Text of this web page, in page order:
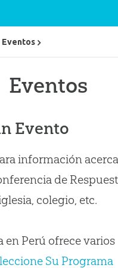
Eventos
Evento
información
de
colegio, etc.
en Perú ofrece varios
Su Programa
Eventos